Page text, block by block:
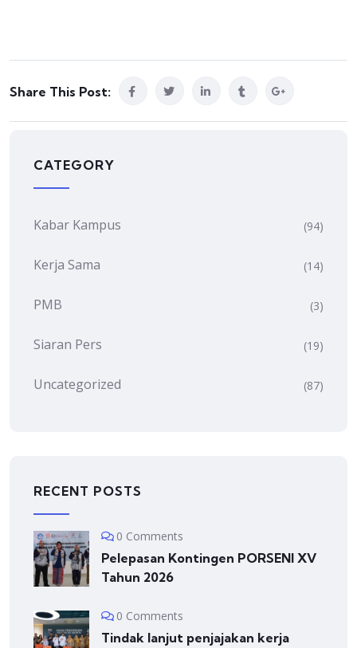
Share This Post:
CATEGORY
Kabar Kampus (94)
Kerja Sama (14)
PMB (3)
Siaran Pers (19)
Uncategorized (87)
RECENT POSTS
0 Comments
Pelepasan Kontingen PORSENI XV
Tahun 2026
0 Comments
Tindak lanjut penjajakan kerja